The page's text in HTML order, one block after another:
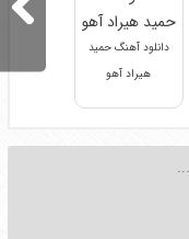
دانلود آهنگ حمید
هیراد آهو